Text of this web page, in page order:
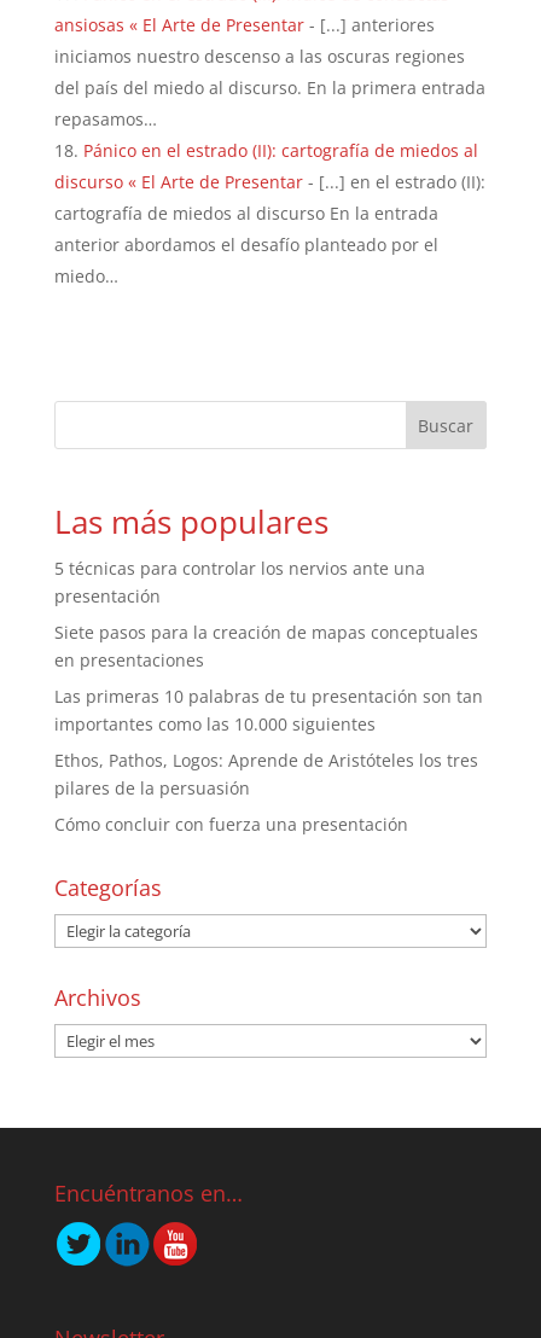
ansiosas « El Arte de Presentar- [...] anteriores
iniciamos nuestro descenso a las oscuras regiones
del país del miedo al discurso. En la primera entrada
repasamos…
Pánico en el estrado (II): cartografía de miedos al
discurso « El Arte de Presentar- [...] en el estrado (II):
cartografía de miedos al discurso En la entrada
anterior abordamos el desafío planteado por el
miedo…
Las más populares
5 técnicas para controlar los nervios ante una
presentación
Siete pasos para la creación de mapas conceptuales
en presentaciones
Las primeras 10 palabras de tu presentación son tan
importantes como las 10.000 siguientes
Ethos, Pathos, Logos: Aprende de Aristóteles los tres
pilares de la persuasión
Cómo concluir con fuerza una presentación
Categorías
Archivos
Encuéntranos en…